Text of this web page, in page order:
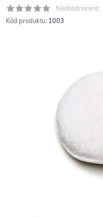
Neohodnoceno
Kód produktu: 1003